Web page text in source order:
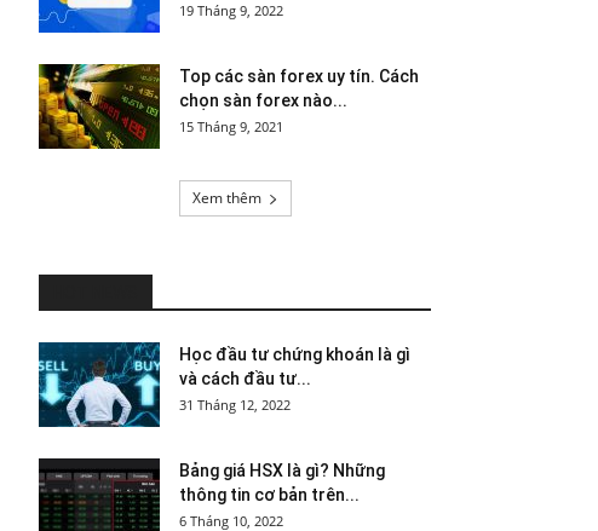
19 Tháng 9, 2022
Top các sàn forex uy tín. Cách
chọn sàn forex nào...
15 Tháng 9, 2021
Xem thêm
Học đầu tư chứng khoán là gì
và cách đầu tư...
31 Tháng 12, 2022
Bảng giá HSX là gì? Những
thông tin cơ bản trên...
6 Tháng 10, 2022